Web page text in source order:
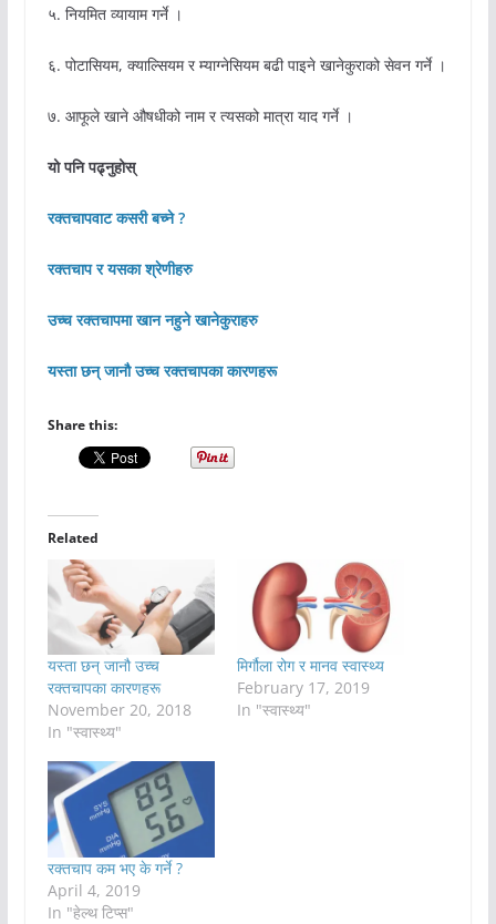
५. नियमित व्यायाम गर्ने ।
६. पोटासियम, क्याल्सियम र म्याग्नेसियम बढी पाइने खानेकुराको सेवन गर्ने ।
७. आफूले खाने औषधीको नाम र त्यसको मात्रा याद गर्ने ।
यो पनि पढ्नुहोस्
रक्तचापवाट कसरी बच्ने ?
रक्तचाप र यसका श्रेणीहरु
उच्च रक्तचापमा खान नहुने खानेकुराहरु
यस्ता छन् जानौ उच्च रक्तचापका कारणहरू
Share this:
Related
यस्ता छन् जानौ उच्च
रक्तचापका कारणहरू
November 20, 2018
In "स्वास्थ्य"
मिर्गौला रोग र मानव स्वास्थ्य
February 17, 2019
In "स्वास्थ्य"
रक्तचाप कम भए के गर्ने ?
April 4, 2019
In "हेल्थ टिप्स"